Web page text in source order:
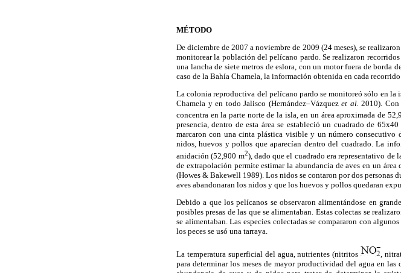
MÉTODO
De diciembre de 2007 a noviembre de 2009 (24 meses), se
monitorear la población del pelícano pardo. Se realizaron
una lancha de siete metros de eslora, con un motor fuera de borda
caso de la Bahía Chamela, la información obtenida en cada
La colonia reproductiva del pelícano pardo se monitoreó sólo en
Chamela y en todo Jalisco (Hernández–Vázquezet al.2010). Con
concentra en la parte norte de la isla, en un área aproximada de
presencia, dentro de esta área se estableció un cuadrado de
marcaron con una cinta plástica visible y un número consecutivo
nidos, huevos y pollos que aparecían dentro del cuadrado. La
anidación (52,900 m2), dado que el cuadrado era representativo de
de extrapolación permite estimar la abundancia de aves en un
(Howes & Bakewell 1989). Los nidos se contaron por dos personas
aves abandonaran los nidos y que los huevos y pollos quedaran
Debido a que los pelícanos se observaron alimentándose en
posibles presas de las que se alimentaban. Estas colectas se
se alimentaban. Las especies colectadas se compararon con
los peces se usó una tarraya.
La temperatura superficial del agua, nutrientes (nitritos ,
para determinar los meses de mayor productividad del agua en